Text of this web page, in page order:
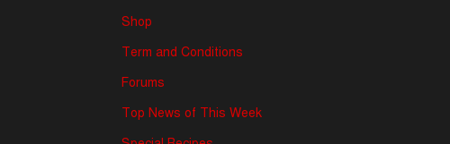
Shop
Term and Conditions
Forums
Top News of This Week